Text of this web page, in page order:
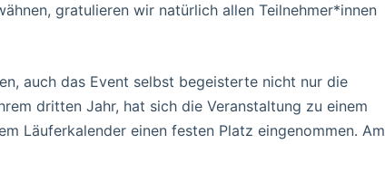
gratulieren wir natürlich allen Teilnehmer*innen
auch das Event selbst begeisterte nicht nur die
dritten Jahr, hat sich die Veranstaltung zu einem
Läuferkalender einen festen Platz eingenommen. Am